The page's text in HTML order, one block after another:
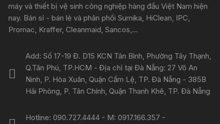
máy và thiết bị vệ sinh công nghiệp hàng đầu Việt Nam hiện
nay. Bán sỉ - bán lẻ và phân phối Sumika, HiClean, IPC,
Promac, Kraffer, Cleanmaid, Sancos,...
Add: Số 17-19 Đ. D15 KCN Tân Bình, Phường Tây Thạnh,
Q.Tân Phú, TP.HCM - Địa chỉ tại Đà Nẵng: 27 Võ An
Ninh, P. Hòa Xuân, Quận Cẩm Lệ, TP. Đà Nẵng - 385B
Hải Phòng, P. Tân Chính, Quận Thanh Khê, TP. Đà Nẵng
Hotline: 090.727.4444 - M: 0917.166.357 -